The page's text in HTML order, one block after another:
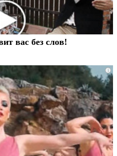
вас без слов!
i